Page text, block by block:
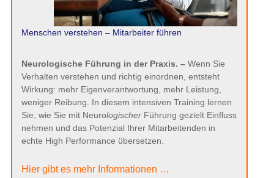
Menschen verstehen – Mitarbeiter führen
Neurologische Führung in der Praxis. – Wenn Sie
Verhalten verstehen und richtig einordnen, entsteht
Wirkung: mehr Eigenverantwortung, mehr Leistung,
weniger Reibung. In diesem intensiven Training lernen
Sie, wie Sie mit NeurologischerFührung gezielt Einfluss
nehmen und das Potenzial Ihrer Mitarbeitenden in
echte High Performance übersetzen.
Hier gibt es mehr Informationen …